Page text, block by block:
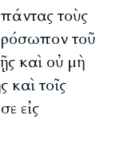
τοὺς
τοῦ
καὶ οὐ μὴ
καὶ τοῖς
εἰς